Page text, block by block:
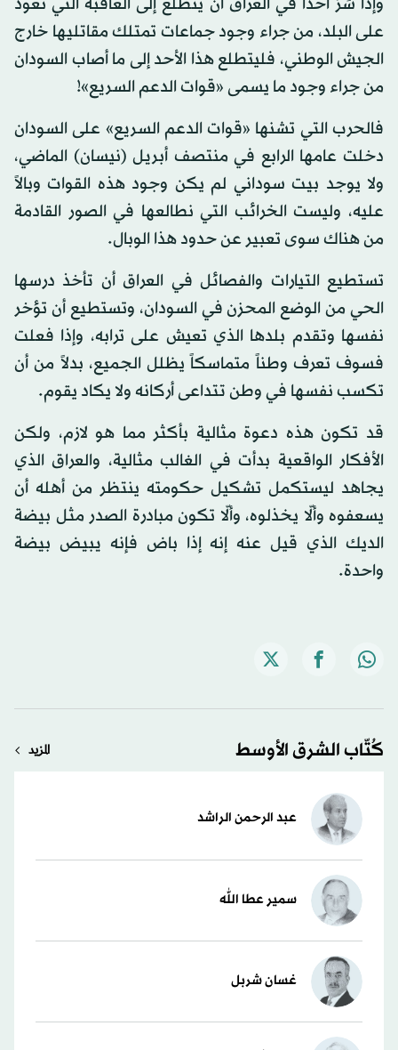
على البلد، من جراء وجود جماعات تمتلك مقاتليها خارج
الجيش الوطني، فليتطلع هذا الأحد إلى ما أصاب السودان
من جراء وجود ما يسمى «قوات الدعم السريع»!
فالحرب التي تشنها «قوات الدعم السريع» على السودان
دخلت عامها الرابع في منتصف أبريل (نيسان) الماضي،
ولا يوجد بيت سوداني لم يكن وجود هذه القوات وبالاً
عليه، وليست الخرائب التي نطالعها في الصور القادمة
من هناك سوى تعبير عن حدود هذا الوبال.
تستطيع التيارات والفصائل في العراق أن تأخذ درسها
الحي من الوضع المحزن في السودان، وتستطيع أن تؤخر
نفسها وتقدم بلدها الذي تعيش على ترابه، وإذا فعلت
فسوف تعرف وطناً متماسكاً يظلل الجميع، بدلاً من أن
تكسب نفسها في وطن تتداعى أركانه ولا يكاد يقوم.
قد تكون هذه دعوة مثالية بأكثر مما هو لازم، ولكن
الأفكار الواقعية بدأت في الغالب مثالية، والعراق الذي
يجاهد ليستكمل تشكيل حكومته ينتظر من أهله أن
يسعفوه وألّا يخذلوه، وألّا تكون مبادرة الصدر مثل بيضة
الديك الذي قيل عنه إنه إذا باض فإنه يبيض بيضة
واحدة.
كُتّاب الشرق الأوسط المزيد
عبد الرحمن الراشد
سمير عطا الله
غسان شربل